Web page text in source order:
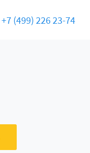
+7 (499) 226 23-74